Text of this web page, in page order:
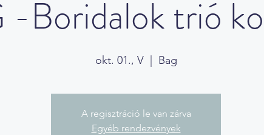
-Boridalok trió
okt. 01., V
  |
Bag
A regisztráció le van zárva
Egyéb rendezvények